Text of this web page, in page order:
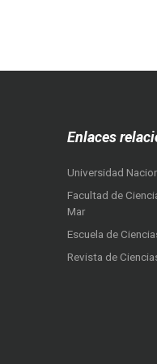
Enlaces
Universidad
Facultad de
Mar
Escuela de
Revista de